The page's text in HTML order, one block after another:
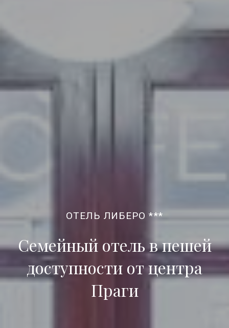
ОТЕЛЬ ЛИБЕРО ***
Семейный отель в пешей
доступности от центра
Праги